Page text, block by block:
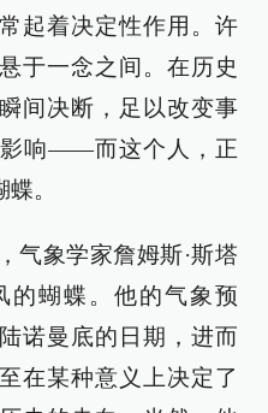
起着决定性作用。许
于一念之间。在历史
间决断，足以改变事
响——而这个人，正
。
气象学家詹姆斯·斯塔
的蝴蝶。他的气象预
诺曼底的日期，进而
在某种意义上决定了